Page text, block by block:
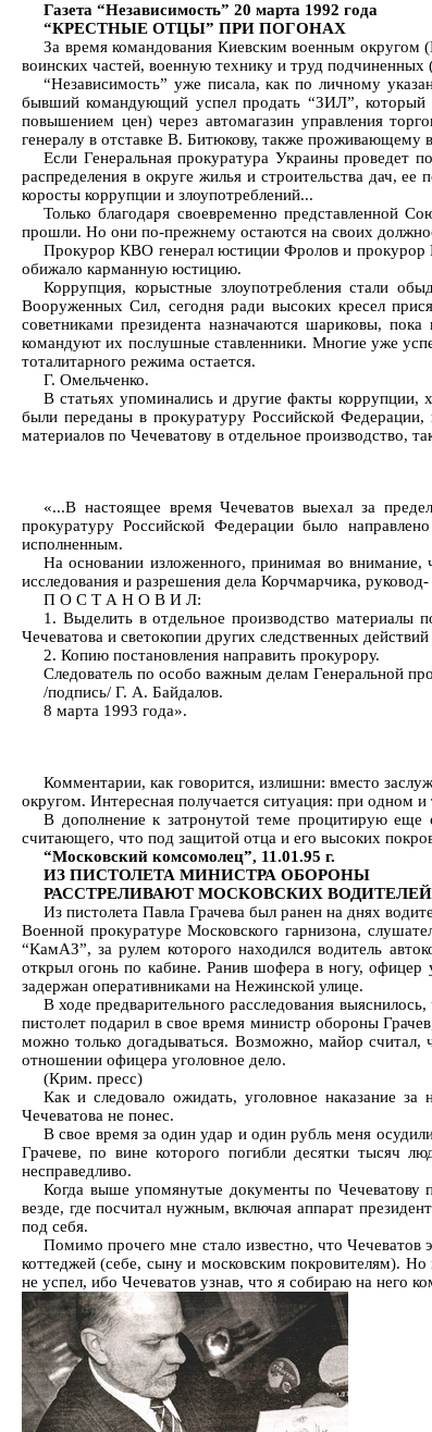
Газета “Независимость” 20 марта 1992 года
“КРЕСТНЫЕ ОТЦЫ” ПРИ ПОГОНАХ
За время командования Киевским военным округом
воинских частей, военную технику и труд
“Независимость” уже писала, как по личному
бывший командующий успел продать “ЗИЛ”, который
повышением цен) через автомагазин управления
генералу в отставке В. Битюкову, также
Если Генеральная прокуратура Украины проведет
распределения в округе жилья и строительства дач,
коросты коррупции и злоупотреблений...
Только благодаря своевременно представленной
прошли. Но они по-прежнему остаются на своих
Прокурор КВО генерал юстиции Фролов и прокурор
обижало карманную юстицию.
Коррупция, корыстные злоупотребления стали
Вооруженных Сил, сегодня ради высоких кресел
советниками президента назначаются шариковы,
командуют их послушные ставленники. Многие уже
тоталитарного режима остается.
Г. Омельченко.
В статьях упоминались и другие факты коррупции,
были переданы в прокуратуру Российской
материалов по Чечеватову в отдельное производство,
«...В настоящее время Чечеватов выехал за
прокуратуру Российской Федерации было
исполненным.
На основании изложенного, принимая во внимание,
исследования и разрешения дела Корчмарчика,
П О С Т А Н О В И Л:
1. Выделить в отдельное производство
Чечеватова и светокопии других следственных
2. Копию постановления направить прокурору.
Следователь по особо важным делам Генеральной
/подпись/ Г. А. Байдалов.
8 марта 1993 года».
Комментарии, как говорится, излишни: вместо
округом. Интересная получается ситуация: при одном
В дополнение к затронутой теме процитирую еще
считающего, что под защитой отца и его высоких
“Московский комсомолец”, 11.01.95 г.
ИЗ ПИСТОЛЕТА МИНИСТРА ОБОРОНЫ
РАССТРЕЛИВАЮТ МОСКОВСКИХ ВОДИТЕЛЕЙ
Из пистолета Павла Грачева был ранен на днях
Военной прокуратуре Московского гарнизона,
“КамАЗ”, за рулем которого находился водитель
открыл огонь по кабине. Ранив шофера в ногу, офицер
задержан оперативниками на Нежинской улице.
В ходе предварительного расследования
пистолет подарил в свое время министр обороны
можно только догадываться. Возможно, майор считал,
отношении офицера уголовное дело.
(Крим. пресс)
Как и следовало ожидать, уголовное наказание
Чечеватова не понес.
В свое время за один удар и один рубль меня
Грачеве, по вине которого погибли десятки тысяч
несправедливо.
Когда выше упомянутые документы по Чечеватову
везде, где посчитал нужным, включая аппарат
под себя.
Помимо прочего мне стало известно, что Чечеватов
коттеджей (себе, сыну и московским покровителям).
не успел, ибо Чечеватов узнав, что я собираю на него